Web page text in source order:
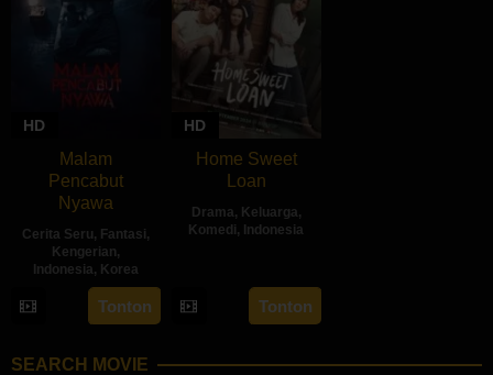
HD
Malam
Pencabut
Nyawa
Cerita Seru, Fantasi,
Kengerian,
Indonesia, Korea
22
May
Sidharta
Tata
Tonton
HD
Home Sweet
Loan
Drama, Keluarga,
Komedi, Indonesia
Sep
2024
Rochelle
Kalangie
Tonton
SEARCH MOVIE